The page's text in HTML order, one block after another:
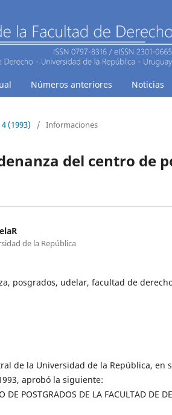
Números anteriores Noticias
(1993) / Informaciones
del centro de
de la República
posgrados, udelar, facultad de
de la Universidad de la República, en
aprobó la siguiente:
DE POSTGRADOS DE LA FACULTAD DE